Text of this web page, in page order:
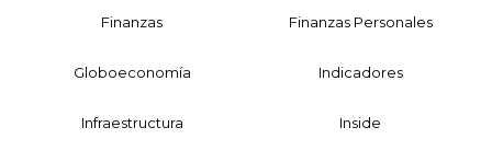
Finanzas Finanzas Personales
Globoeconomía Indicadores
Infraestructura Inside